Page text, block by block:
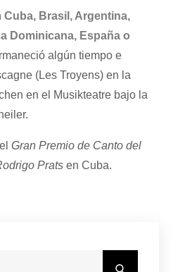
Cuba, Brasil, Argentina,
Dominicana, España o
algún tiempo e
(Les Troyens) en la
en el Musikteatre bajo la
Gran Premio de Canto del
Prats en Cuba.